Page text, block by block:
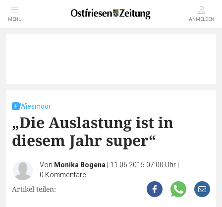
MENÜ ANMELDEN
Wiesmoor
„Die Auslastung ist in
diesem Jahr super“
Von Monika Bogena| 11.06.2015 07:00 Uhr|
0 Kommentare
Artikel teilen: